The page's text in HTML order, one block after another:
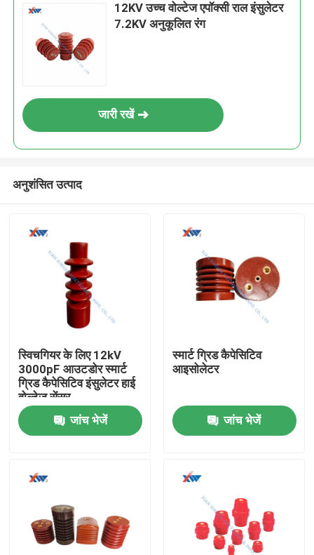
उत्पादों
12KV उच्च वोल्टेज एपॉक्सी राल इंसुलेटर
7.2KV अनुकूलित रंग
जारी रखें
अनुशंसित उत्पाद
स्विचगियर के लिए 12kV
3000pF आउटडोर स्मार्ट
ग्रिड कैपेसिटिव इंसुलेटर हाई
वोल्टेज सेंसर
जांच भेजें
स्मार्ट ग्रिड कैपेसिटिव
आइसोलेटर
जांच भेजें